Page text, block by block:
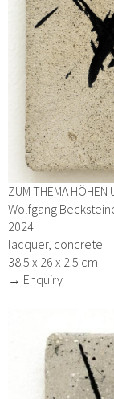
ZUM THEMA HÖHEN
Wolfgang
2024
lacquer, concrete
38.5 x 26 x 2.5 cm
→ Enquiry